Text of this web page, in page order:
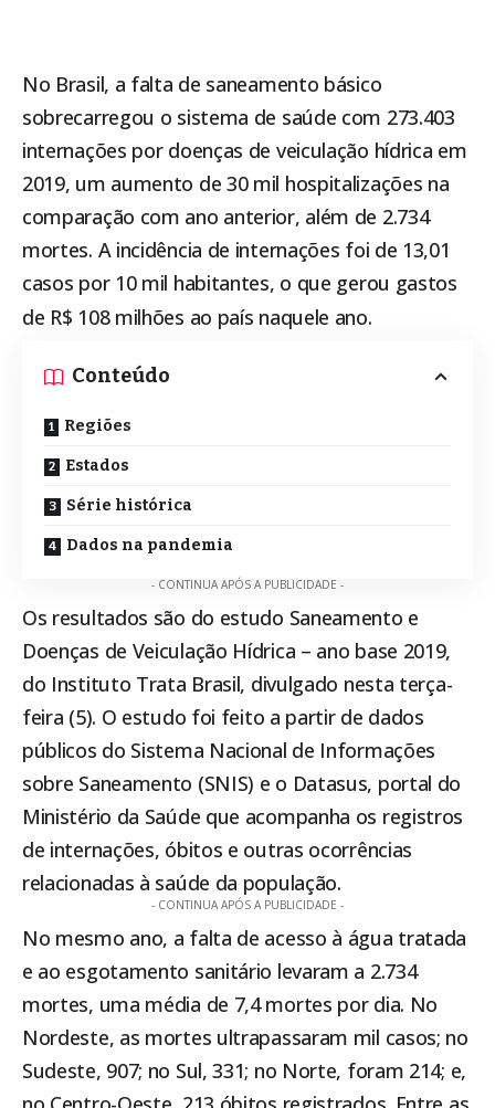
No Brasil, a falta de saneamento básico
sobrecarregou o sistema de saúde com 273.403
internações por doenças de veiculação hídrica em
2019, um aumento de 30 mil hospitalizações na
comparação com ano anterior, além de 2.734
mortes. A incidência de internações foi de 13,01
casos por 10 mil habitantes, o que gerou gastos
de R$ 108 milhões ao país naquele ano.
Conteúdo
Regiões
Estados
Série histórica
Dados na pandemia
- CONTINUA APÓS A PUBLICIDADE -
Os resultados são do estudo Saneamento e
Doenças de Veiculação Hídrica – ano base 2019,
do Instituto Trata Brasil, divulgado nesta terça-
feira (5). O estudo foi feito a partir de dados
públicos do Sistema Nacional de Informações
sobre Saneamento (SNIS) e o Datasus, portal do
Ministério da Saúde que acompanha os registros
de internações, óbitos e outras ocorrências
relacionadas à saúde da população.
- CONTINUA APÓS A PUBLICIDADE -
No mesmo ano, a falta de acesso à água tratada
e ao esgotamento sanitário levaram a 2.734
mortes, uma média de 7,4 mortes por dia. No
Nordeste, as mortes ultrapassaram mil casos; no
Sudeste, 907; no Sul, 331; no Norte, foram 214; e,